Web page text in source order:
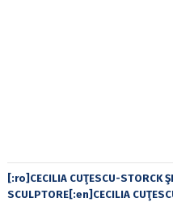
[:ro]CECILIA CUŢESCU-STORCK
SCULPTORE[:en]CECILIA